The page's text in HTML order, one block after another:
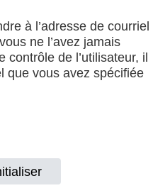
à l’adresse de courriel
ne l’avez jamais
de l’utilisateur, il
que vous avez spécifiée